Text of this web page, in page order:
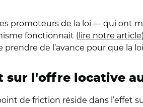
promoteurs de la loi — qui ont
fonctionnait ( lire notre article
prendre de l’avance pour que la
sur l'offre locative
de friction réside dans l’effet